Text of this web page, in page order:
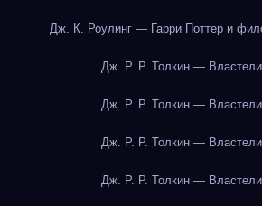
Дж. К. Роулинг — Гарри Поттер и
Дж. Р. Р. Толкин —
Дж. Р. Р. Толкин —
Дж. Р. Р. Толкин —
Дж. Р. Р. Толкин —